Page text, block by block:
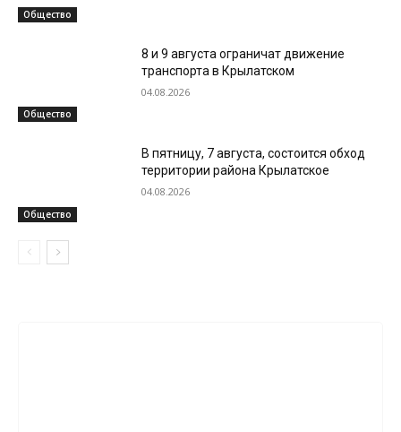
Общество
Общество
8 и 9 августа ограничат движение
транспорта в Крылатском
04.08.2026
Общество
В пятницу, 7 августа, состоится обход
территории района Крылатское
04.08.2026